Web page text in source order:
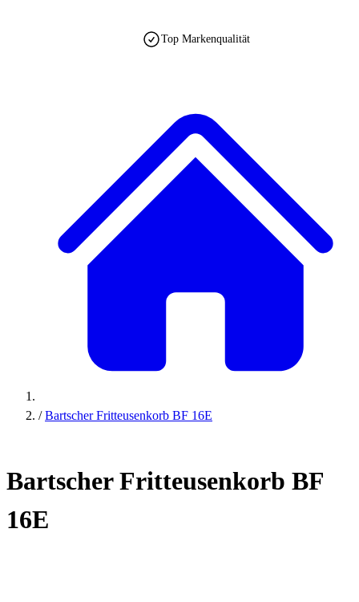
Top Markenqualität
/ Bartscher Fritteusenkorb BF 16E
Bartscher Fritteusenkorb BF
16E